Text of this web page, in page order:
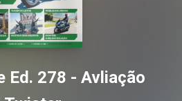
Ed. 278 - Avliação